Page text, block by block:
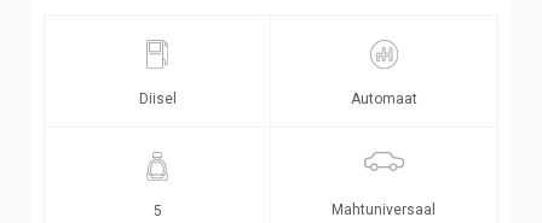
Diisel Automaat
5 Mahtuniversaal